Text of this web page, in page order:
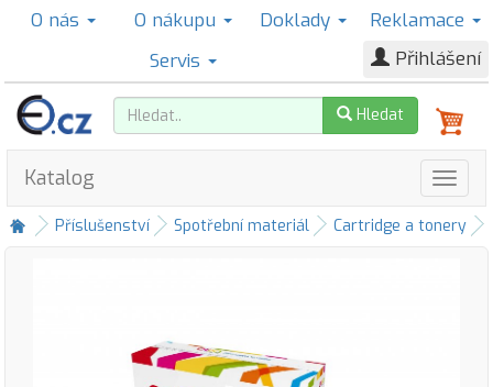
O nás O nákupu Doklady
Reklamace
Servis
Přihlášení
Hledat
Katalog
Příslušenství Spotřební materiál Cartridge a tonery